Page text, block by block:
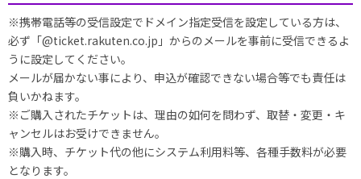
※携帯電話等の受信設定でドメイン指定受信を設定している方は、
必ず「@ticket.rakuten.co.jp」からのメールを事前に受信できるよ
うに設定してください。
メールが届かない事により、申込が確認できない場合等でも責任は
負いかねます。
※ご購入されたチケットは、理由の如何を問わず、取替・変更・キ
ャンセルはお受けできません。
※購入時、チケット代の他にシステム利用料等、各種手数料が必要
となります。